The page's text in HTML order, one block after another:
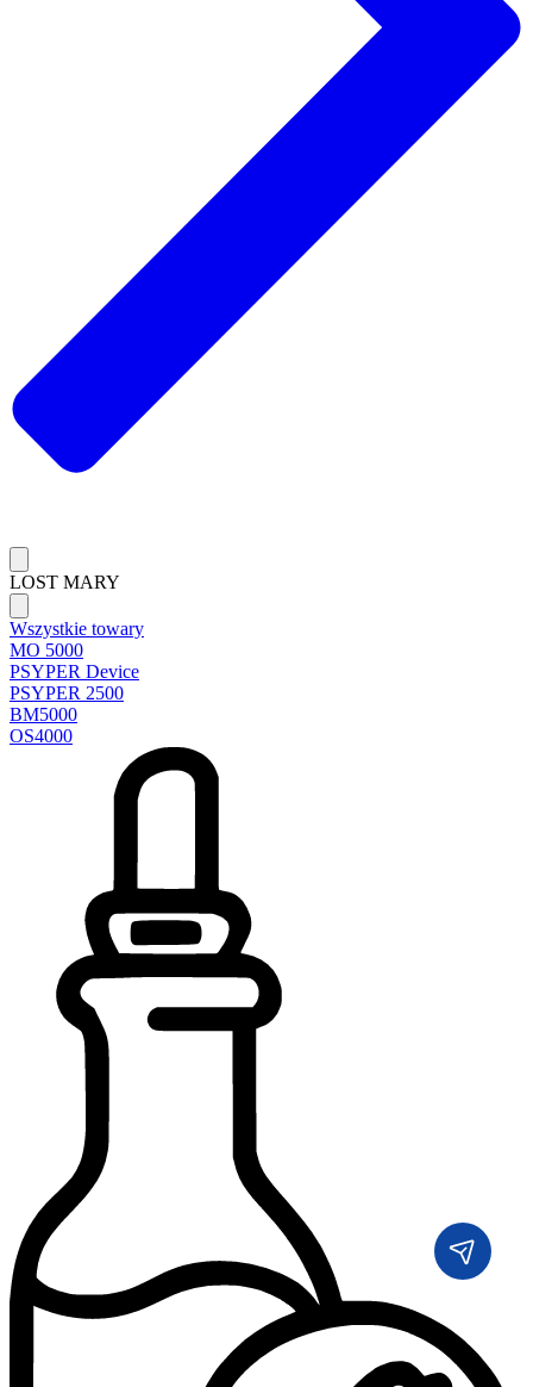
LOST MARY
Wszystkie towary
MO 5000
PSYPER Device
PSYPER 2500
BM5000
OS4000